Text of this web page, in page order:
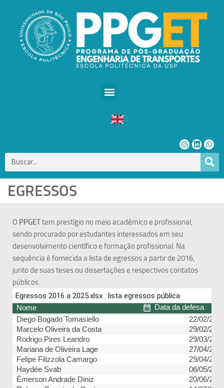
EGRESSOS
O PPGETtem prestígio no meio acadêmico e profissional,
sendo procurado por estudantes interessados em seu
desenvolvimento científico e formação profissional. Na
sequência é fornecida a lista de egressos a partir de 2016,
junto de suas teses ou dissertações e respectivos contatos
públicos.